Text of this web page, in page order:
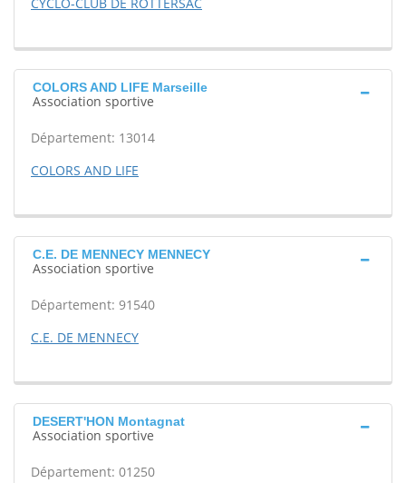
COLORS AND LIFE Marseille
Association sportive
Département: 13014
COLORS AND LIFE
C.E. DE MENNECY MENNECY
Association sportive
Département: 91540
C.E. DE MENNECY
DESERT'HON Montagnat
Association sportive
Département: 01250